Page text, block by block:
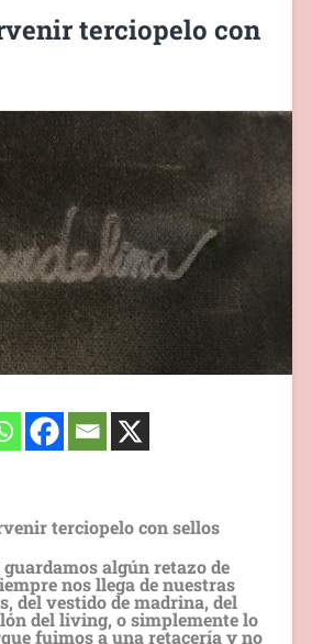
terciopelo con
terciopelo con sellos
guardamos algún retazo de
nos llega de nuestras
del vestido de madrina, del
del living, o simplemente lo
fuimos a una retacería y no